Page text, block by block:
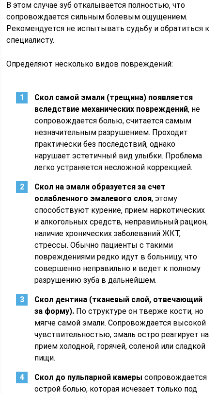
В этом случае зуб откалывается полностью, что
сопровождается сильным болевым ощущением.
Рекомендуется не испытывать судьбу и обратиться к
специалисту.
Определяют несколько видов повреждений:
Скол самой эмали (трещина) появляется
вследствие механических повреждений, не
сопровождается болью, считается самым
незначительным разрушением. Проходит
практически без последствий, однако
нарушает эстетичный вид улыбки. Проблема
легко устраняется несложной коррекцией.
Скол на эмали образуется за счет
ослабленного эмалевого слоя, этому
способствуют курение, прием наркотических
и алкогольных средств, неправильный рацион,
наличие хронических заболеваний ЖКТ,
стрессы. Обычно пациенты с такими
повреждениями редко идут в больницу, что
совершенно неправильно и ведет к полному
разрушению зуба в дальнейшем.
Скол дентина (тканевый слой, отвечающий
за форму). По структуре он тверже кости, но
мягче самой эмали. Сопровождается высокой
чувствительностью, эмаль остро реагирует на
прием холодной, горячей, соленой или сладкой
пищи.
Скол до пульпарной камеры сопровождается
острой болью, которая исчезает только под